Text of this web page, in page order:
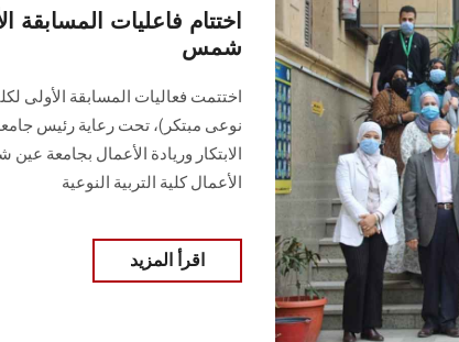
اختتام فاعليات
شمس
اختتمت فعاليات المسابقة الأولى
نوعى مبتكر)، تحت رعاية رئيس
الابتكار وريادة الأعمال بجامعة
الأعمال كلية التربية النوعية
اقرأ المزيد